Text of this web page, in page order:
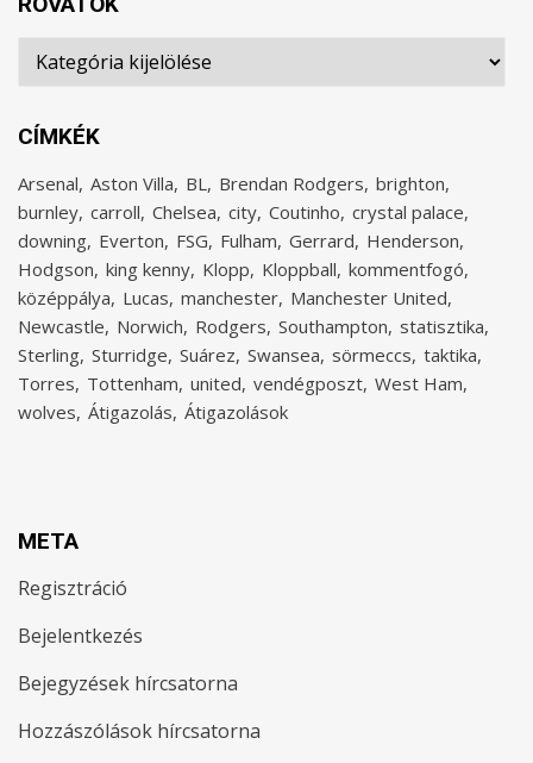
Rovatok
CÍMKÉK
Arsenal Aston Villa BL Brendan Rodgers brighton
burnley carroll Chelsea city Coutinho crystal palace
downing Everton FSG Fulham Gerrard Henderson
Hodgson king kenny Klopp Kloppball kommentfogó
középpálya Lucas manchester Manchester United
Newcastle Norwich Rodgers Southampton statisztika
Sterling Sturridge Suárez Swansea sörmeccs taktika
Torres Tottenham united vendégposzt West Ham
wolves Átigazolás Átigazolások
META
Regisztráció
Bejelentkezés
Bejegyzések hírcsatorna
Hozzászólások hírcsatorna